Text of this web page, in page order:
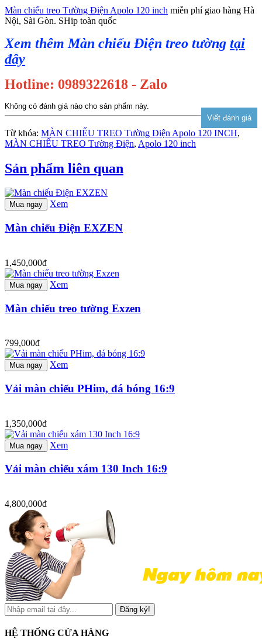
Màn chiếu treo Tường Điện Apolo 120 inch miễn phí giao hàng Hà
Nội, Sài Gòn. SHip toàn quốc
Xem thêm Màn chiếu Điện treo tường tại
đây
Hotline: 0989322618 - Zalo
Không có đánh giá nào cho sản phẩm này.
Từ khóa: MÀN CHIẾU TREO Tường Điện Apolo 120 INCH,
MÀN CHIẾU TREO Tường Điện, Apolo 120 inch
Sản phẩm liên quan
Mua ngay Xem
Màn chiếu Điện EXZEN
1,450,000đ
Mua ngay Xem
Màn chiếu treo tường Exzen
799,000đ
Mua ngay Xem
Vải màn chiếu PHim, đá bóng 16:9
1,350,000đ
Mua ngay Xem
Vải màn chiếu xám 130 Inch 16:9
4,800,000đ
Đăng ký!
HỆ THỐNG CỬA HÀNG